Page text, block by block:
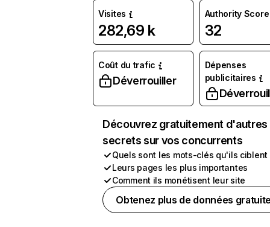
Visites
282,69 k
Authority Score
32
Coût du trafic
Déverrouiller
Dépenses
publicitaires
Découvrez gratuitement d'autres
secrets sur vos concurrents
Quels sont les mots-clés qu'ils ciblent
Leurs pages les plus importantes
Comment ils monétisent leur site
Obtenez plus de données